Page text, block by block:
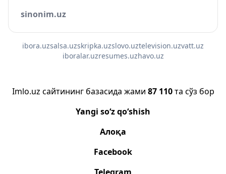
sinonim.uz
ibora.uzsalsa.uzskripka.uzslovo.uztelevision.uzvatt.uz
iboralar.uzresumes.uzhavo.uz
Imlo.uz сайтининг базасида жами 87 110та сўз бор
Yangi so‘z qo‘shish
Алоқа
Facebook